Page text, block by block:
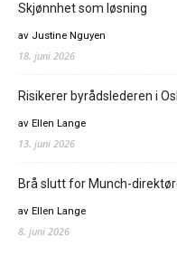
Skjønnhet som løsning
av Justine Nguyen
18. juni 2026
Risikerer byrådslederen i
av Ellen Lange
13. juni 2026
Brå slutt for Munch-
av Ellen Lange
8. juni 2026